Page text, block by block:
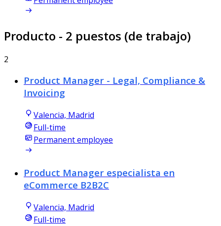
Producto - 2 puestos (de trabajo)
2
Product Manager - Legal, Compliance &
Invoicing
Valencia, Madrid
Full-time
Permanent employee
Product Manager especialista en
eCommerce B2B2C
Valencia, Madrid
Full-time